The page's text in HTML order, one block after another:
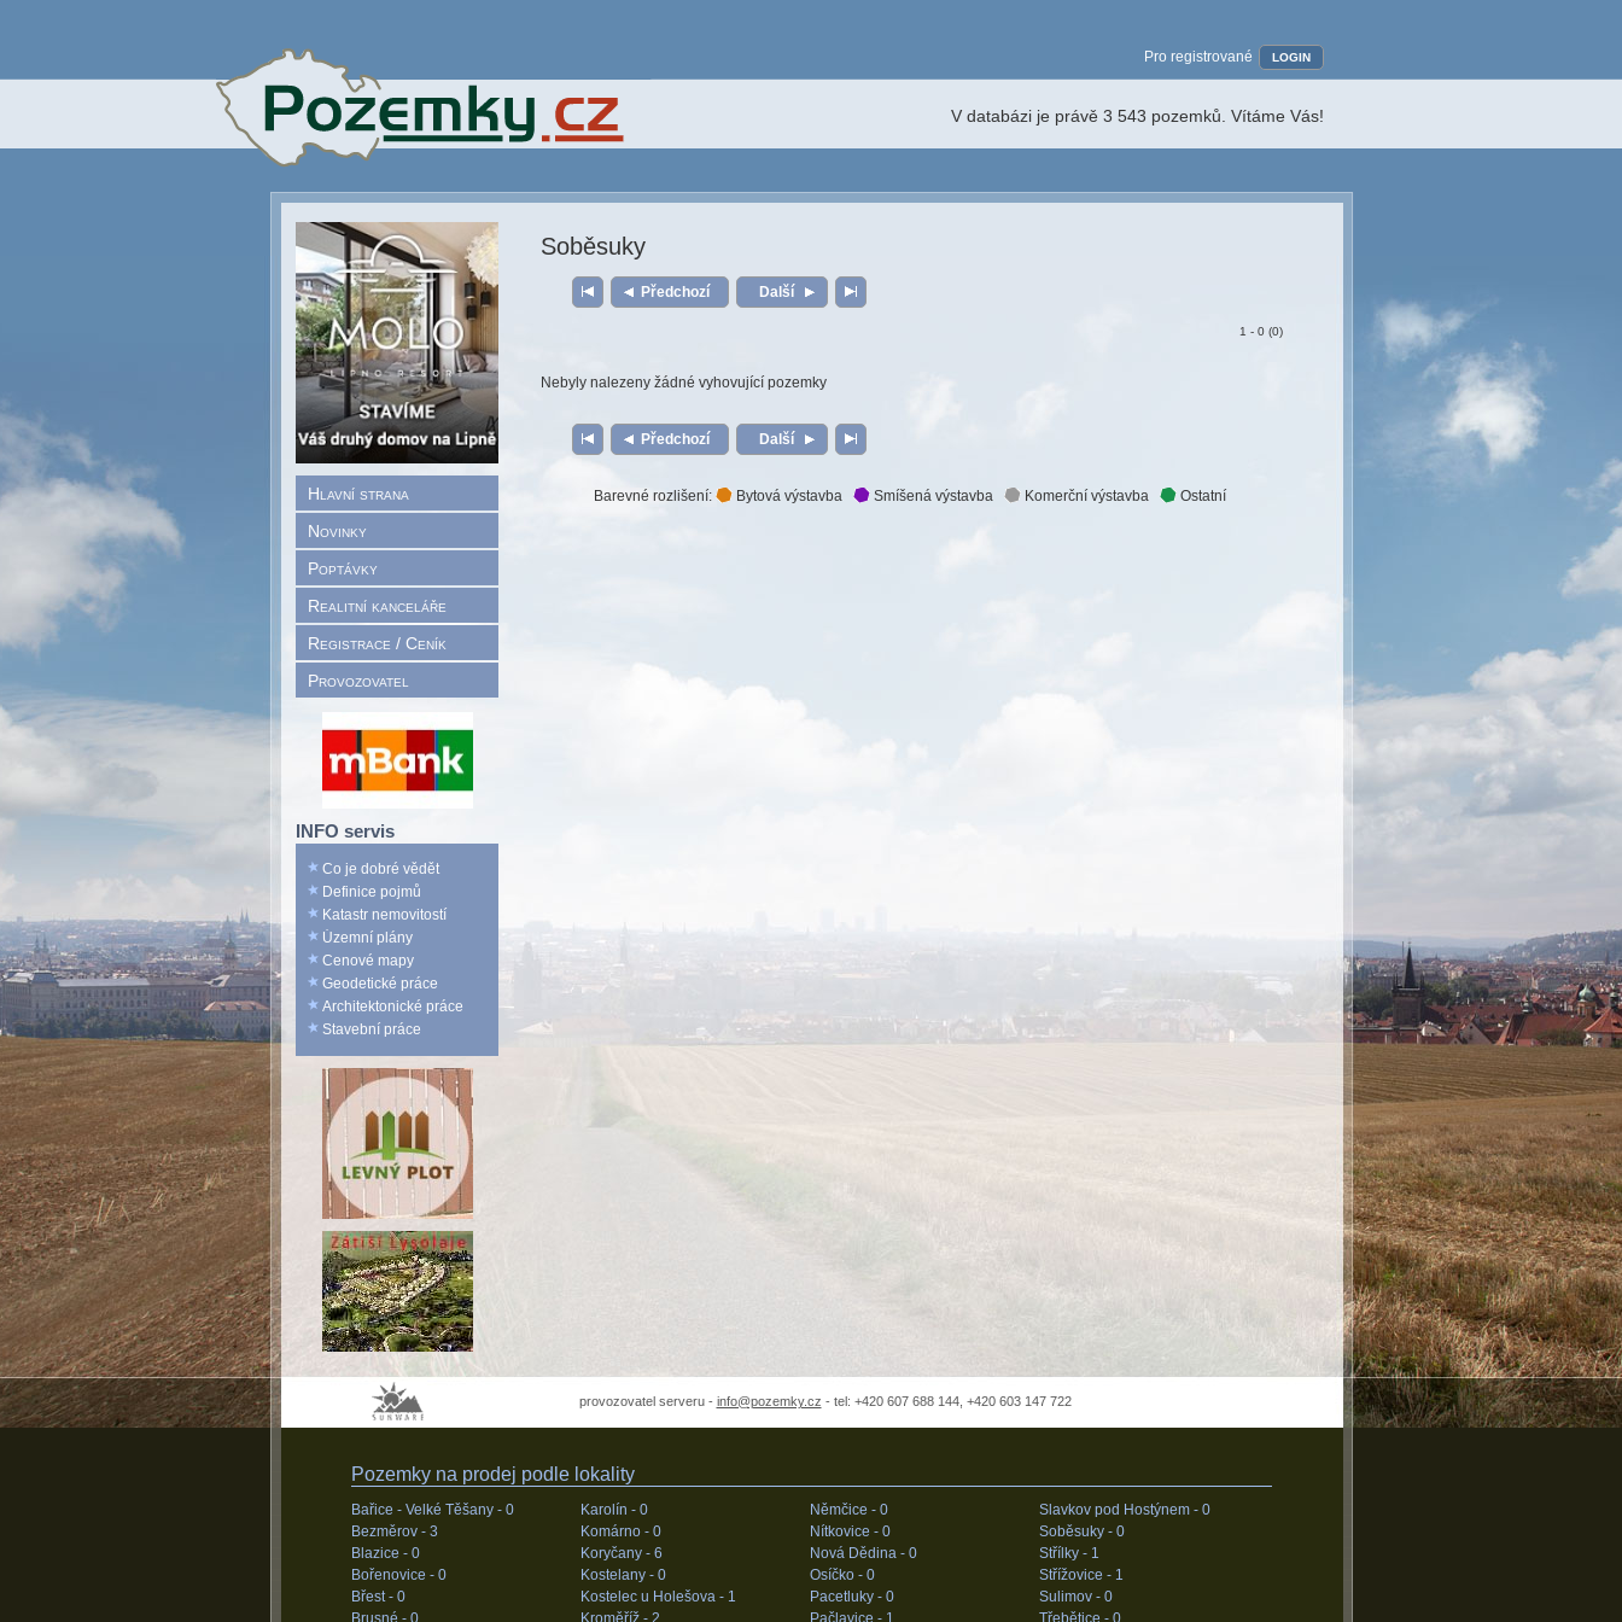
Hlavní strana
Novinky
Poptávky
Realitní kanceláře
Registrace / Ceník
Provozovatel
INFO servis
Co je dobré vědět
Definice pojmů
Katastr nemovitostí
Územní plány
Cenové mapy
Geodetické práce
Architektonické práce
Stavební práce
Pro registrované LOGIN
V databázi je právě 3 543 pozemků. Vítáme Vás!
Soběsuky
Předchozí Další
1 - 0 (0)
Nebyly nalezeny žádné vyhovující pozemky
Předchozí Další
Barevné rozlišení: Bytová výstavba Smíšená výstavba Komerční výstavba Ostatní
provozovatel serveru - info@pozemky.cz - tel: +420 607 688 144, +420 603 147 722
Pozemky na prodej podle lokality
Bařice - Velké Těšany - 0
Bezměrov - 3
Blazice - 0
Bořenovice - 0
Břest - 0
Brusné - 0
Karolín - 0
Komárno - 0
Koryčany - 6
Kostelany - 0
Kostelec u Holešova - 1
Kroměříž - 2
Němčice - 0
Nítkovice - 0
Nová Dědina - 0
Osíčko - 0
Pacetluky - 0
Pačlavice - 1
Slavkov pod Hostýnem - 0
Soběsuky - 0
Střílky - 1
Střížovice - 1
Sulimov - 0
Třebětice - 0